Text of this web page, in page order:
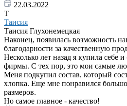
22.03.2022
Т
Таисия
Таисия Глухонемецкая
Наконец, появилась возможность
благодарности за качественную
Несколько лет назад я купила себе
фирмы. С тех пор, это мои самые
Меня подкупил состав, который
хлопка. Еще мне понравился
размеров.
Но самое главное - качество!